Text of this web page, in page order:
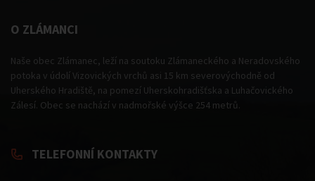
O ZLÁMANCI
Naše obec Zlámanec, leží na soutoku Zlámaneckého a Neradovského
potoka v údolí Vizovických vrchů asi 15 km severovýchodně od
Uherského Hradiště, na pomezí Uherskohradišťska a Luhačovického
Zálesí. Obec se nachází v nadmořské výšce 254 metrů.
TELEFONNÍ KONTAKTY